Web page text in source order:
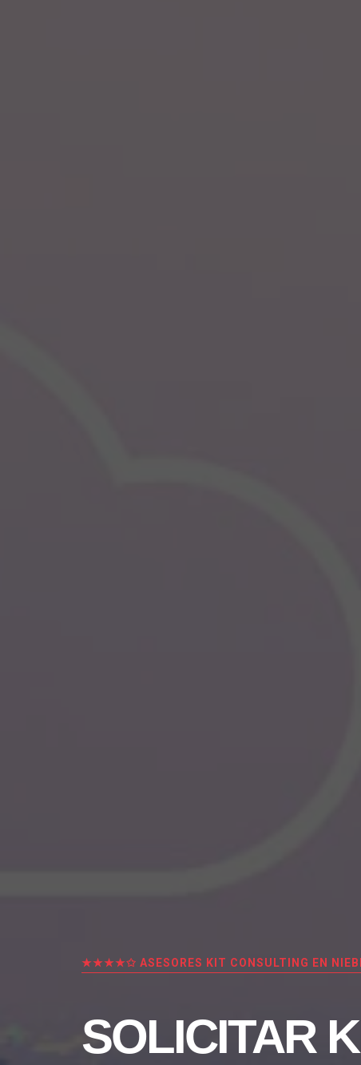
★★★★✩ ASESORES KIT CONSULTING EN
SOLICITAR